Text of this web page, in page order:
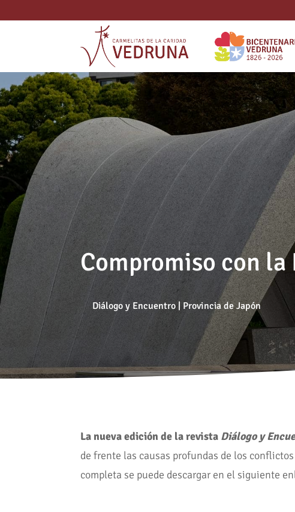
Compromiso con la
Diálogo y Encuentro| Provincia de Japón
La nueva edición de la revista Diálogo y
de frente las causas profundas de los
completa se puede descargar en el siguiente